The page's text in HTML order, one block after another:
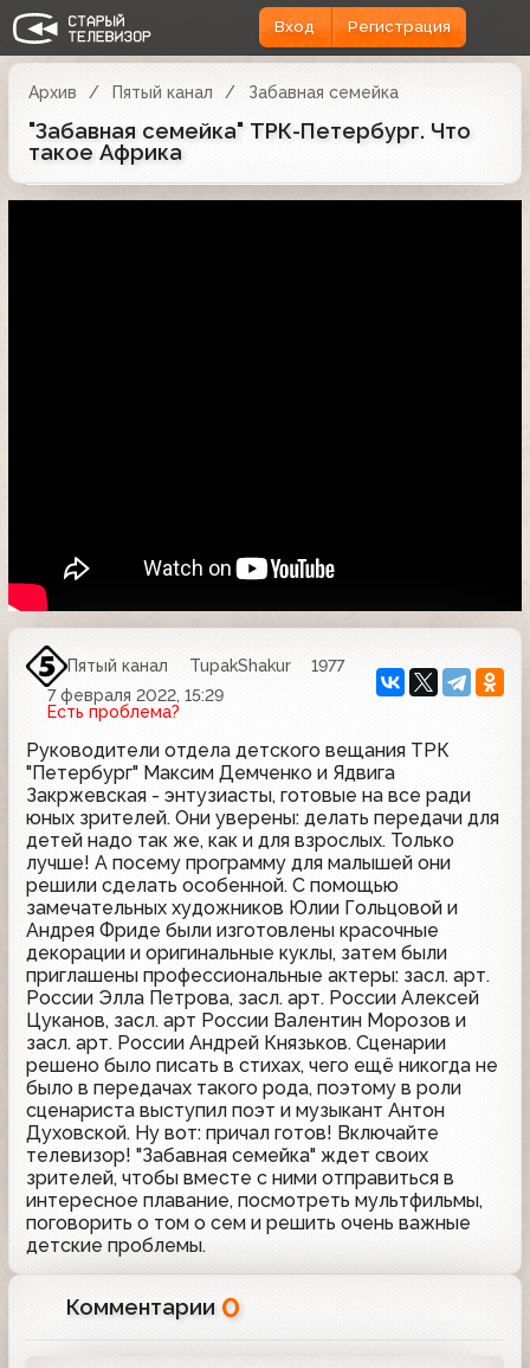
Вход Регистрация
Архив Пятый канал Забавная семейка
"Забавная семейка" ТРК-Петербург. Что
такое Африка
Пятый канал TupakShakur
1977
7 февраля 2022, 15:29
Есть проблема?
Руководители отдела детского вещания ТРК
"Петербург" Максим Демченко и Ядвига
Закржевская - энтузиасты, готовые на все ради
юных зрителей. Они уверены: делать передачи для
детей надо так же, как и для взрослых. Только
лучше! А посему программу для малышей они
решили сделать особенной. С помощью
замечательных художников Юлии Гольцовой и
Андрея Фриде были изготовлены красочные
декорации и оригинальные куклы, затем были
приглашены профессиональные актеры: засл. арт.
России Элла Петрова, засл. арт. России Алексей
Цуканов, засл. арт России Валентин Морозов и
засл. арт. России Андрей Князьков. Сценарии
решено было писать в стихах, чего ещё никогда не
было в передачах такого рода, поэтому в роли
сценариста выступил поэт и музыкант Антон
Духовской. Ну вот: причал готов! Включайте
телевизор! "Забавная семейка" ждет своих
зрителей, чтобы вместе с ними отправиться в
интересное плавание, посмотреть мультфильмы,
поговорить о том о сем и решить очень важные
детские проблемы.
Комментарии 0